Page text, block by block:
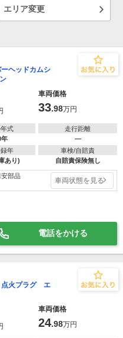
エリア変更
ヘッドカムシ
車両価格
33.98万円
式
年
走行距離
―
年
あり)
車検/自賠責
自賠責保険無し
部品
車両状態を見る
電話をかける
点火プラグ エ
車両価格
24.98万円